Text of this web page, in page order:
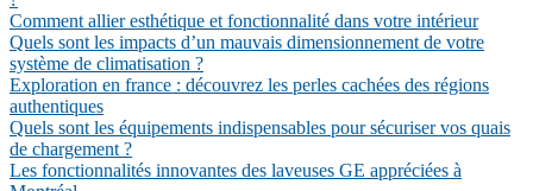
Comment allier esthétique et fonctionnalité dans votre intérieur
Quels sont les impacts d’un mauvais dimensionnement de votre
système de climatisation ?
Exploration en france : découvrez les perles cachées des régions
authentiques
Quels sont les équipements indispensables pour sécuriser vos quais
de chargement ?
Les fonctionnalités innovantes des laveuses GE appréciées à